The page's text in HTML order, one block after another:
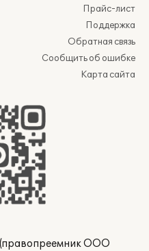
Прайс-лист
Поддержка
Обратная связь
Сообщить об ошибке
Карта сайта
(правопреемник ООО